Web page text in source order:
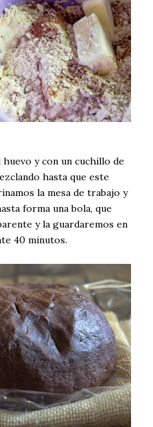
y con un cuchillo de
hasta que este
la mesa de trabajo y
forma una bola, que
y la guardaremos en
40 minutos.